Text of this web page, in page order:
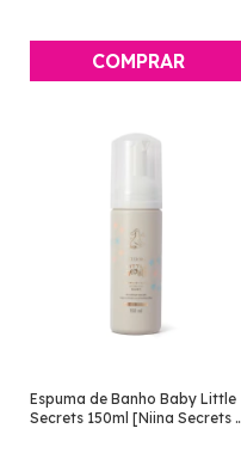
Espuma de Banho Baby Little
Secrets 150ml [Niina Secrets -